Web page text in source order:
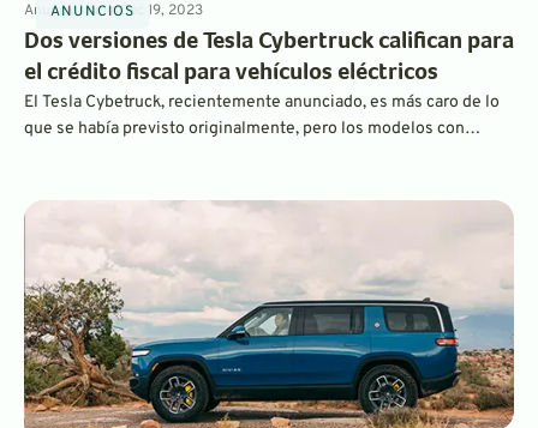
ANUNCIOS
Anuncios4minDec 19, 2023
Dos versiones de Tesla Cybertruck califican para
el crédito fiscal para vehículos eléctricos
El Tesla Cybetruck, recientemente anunciado, es más caro de lo
que se había previsto originalmente, pero los modelos con
entregas limitadas del camión de acero inoxidable no han hecho